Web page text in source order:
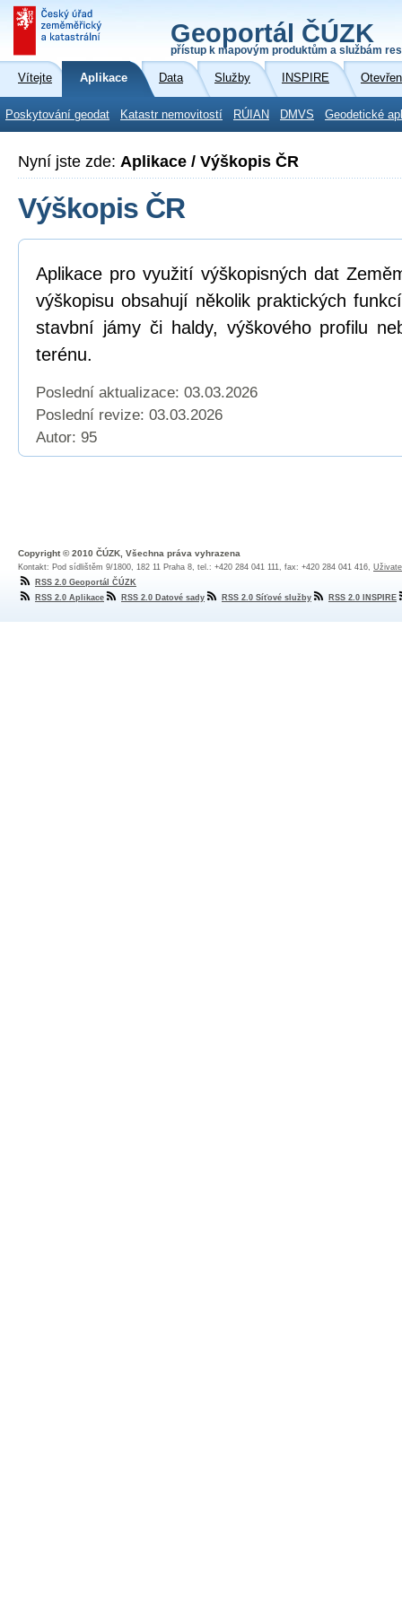
Geoportál ČÚZK
přístup k mapovým produktům a službám
Vítejte Aplikace Data Služby INSPIRE
Poskytování geodat Katastr nemovitostí RÚIAN DMVS Geodetické
Nyní jste zde: Aplikace / Výškopis ČR
Výškopis ČR
Aplikace pro využití výškopisných dat
výškopisu obsahují několik praktických
stavbní jámy či haldy, výškového profilu
terénu.
Poslední aktualizace: 03.03.2026
Poslední revize: 03.03.2026
Autor: 95
Copyright © 2010 ČÚZK, Všechna práva vyhrazena
Kontakt: Pod sídlištěm 9/1800, 182 11 Praha 8, tel.: +420 284 041 111, fax: +420 284 041 416,
RSS 2.0 Geoportál ČÚZK
RSS 2.0 Aplikace
RSS 2.0 Datové sady RSS 2.0 Síťové služby RSS 2.0 INSPIRE